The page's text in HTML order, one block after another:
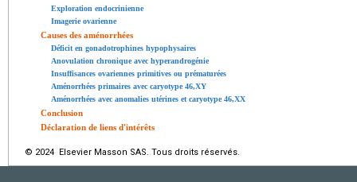
Exploration endocrinienne
Imagerie ovarienne
Causes des aménorrhées
Déficit en gonadotrophines hypophysaires
Anovulation chronique avec hyperandrogénie
Insuffisances ovariennes primitives ou prématurées
Aménorrhées primaires avec caryotype 46,XY
Aménorrhées avec anomalies utérines et caryotype 46,XX
Conclusion
Déclaration de liens d'intérêts
© 2024 Elsevier Masson SAS. Tous droits réservés.